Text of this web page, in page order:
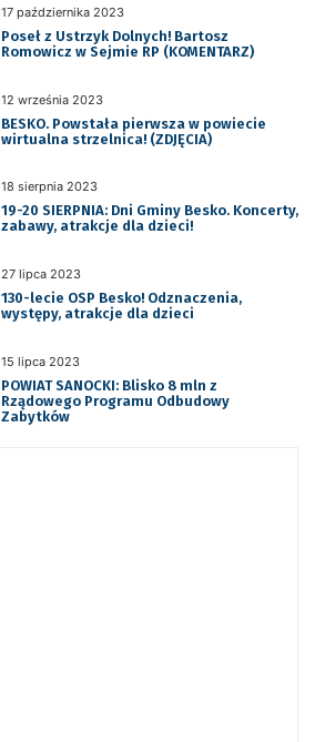
17 października 2023
Poseł z Ustrzyk Dolnych! Bartosz
Romowicz w Sejmie RP (KOMENTARZ)
12 września 2023
BESKO. Powstała pierwsza w powiecie
wirtualna strzelnica! (ZDJĘCIA)
18 sierpnia 2023
19-20 SIERPNIA: Dni Gminy Besko. Koncerty,
zabawy, atrakcje dla dzieci!
27 lipca 2023
130-lecie OSP Besko! Odznaczenia,
występy, atrakcje dla dzieci
15 lipca 2023
POWIAT SANOCKI: Blisko 8 mln z
Rządowego Programu Odbudowy
Zabytków